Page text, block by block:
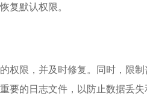
复默认权限。
权限，并及时修复。同时，限
的日志文件，以防止数据丢失